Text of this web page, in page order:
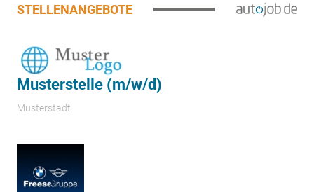
STELLENANGEBOTE
Musterstelle (m/w/d)
Musterstadt